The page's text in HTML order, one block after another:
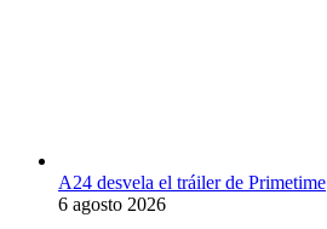
A24 desvela el tráiler de Primetime
6 agosto 2026